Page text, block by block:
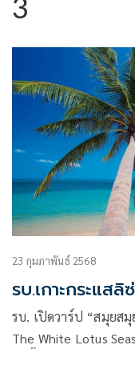
3
23 กุมภาพันธ์ 2568
รบ.เกาะกระแส
รบ. เปิดวาร์ป “สมุยส
The White Lotus